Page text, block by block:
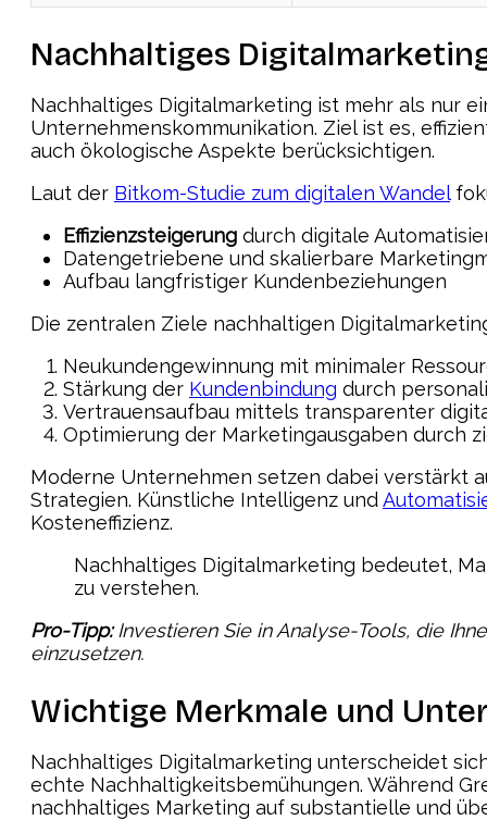
Nachhaltiges
Nachhaltiges Digitalmarketing ist mehr als nur
Unternehmenskommunikation. Ziel ist es,
auch ökologische Aspekte berücksichtigen.
Laut der Bitkom-Studie zum digitalen Wandel
Effizienzsteigerung durch digitale
Datengetriebene und skalierbare
Aufbau langfristiger Kundenbeziehungen
Die zentralen Ziele nachhaltigen
Neukundengewinnung mit minimaler
Stärkung der Kundenbindung durch
Vertrauensaufbau mittels transparenter
Optimierung der Marketingausgaben durch
Moderne Unternehmen setzen dabei verstärkt
Strategien. Künstliche Intelligenz und
Kosteneffizienz.
Nachhaltiges Digitalmarketing bedeutet,
zu verstehen.
Pro-Tipp: Investieren Sie in Analyse-Tools, die
einzusetzen.
Wichtige Merkmale und
Nachhaltiges Digitalmarketing unterscheidet
echte Nachhaltigkeitsbemühungen. Während
nachhaltiges Marketing auf substantielle und